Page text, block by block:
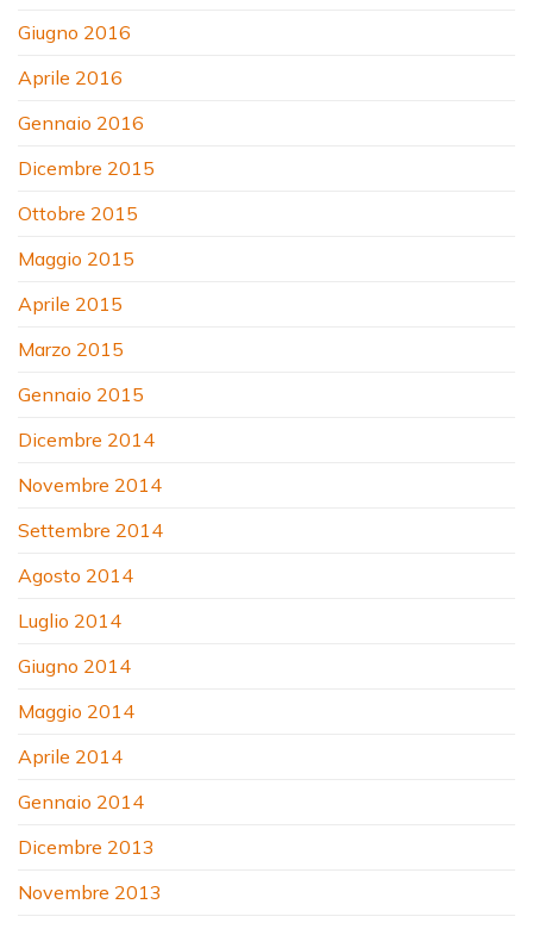
Giugno 2016
Aprile 2016
Gennaio 2016
Dicembre 2015
Ottobre 2015
Maggio 2015
Aprile 2015
Marzo 2015
Gennaio 2015
Dicembre 2014
Novembre 2014
Settembre 2014
Agosto 2014
Luglio 2014
Giugno 2014
Maggio 2014
Aprile 2014
Gennaio 2014
Dicembre 2013
Novembre 2013